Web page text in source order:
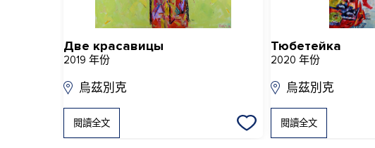
Две красавицы
2019 年份
烏茲別克
閱讀全文
Тюбетейка
2020 年份
烏茲別克
閱讀全文